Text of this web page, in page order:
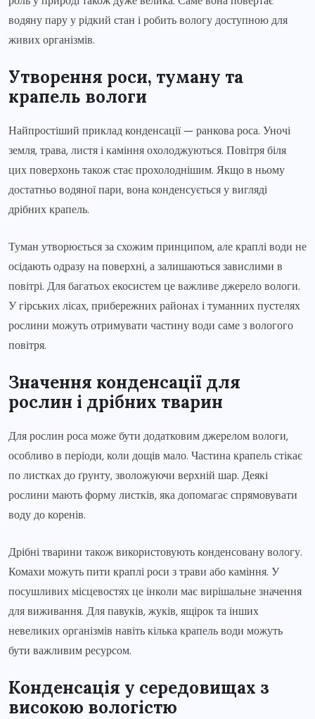
водяну пару у рідкий стан і робить вологу доступною для
живих організмів.
Утворення роси, туману та
крапель вологи
Найпростіший приклад конденсації — ранкова роса. Уночі
земля, трава, листя і каміння охолоджуються. Повітря біля
цих поверхонь також стає прохолоднішим. Якщо в ньому
достатньо водяної пари, вона конденсується у вигляді
дрібних крапель.
Туман утворюється за схожим принципом, але краплі води не
осідають одразу на поверхні, а залишаються завислими в
повітрі. Для багатьох екосистем це важливе джерело вологи.
У гірських лісах, прибережних районах і туманних пустелях
рослини можуть отримувати частину води саме з вологого
повітря.
Значення конденсації для
рослин і дрібних тварин
Для рослин роса може бути додатковим джерелом вологи,
особливо в періоди, коли дощів мало. Частина крапель стікає
по листках до ґрунту, зволожуючи верхній шар. Деякі
рослини мають форму листків, яка допомагає спрямовувати
воду до коренів.
Дрібні тварини також використовують конденсовану вологу.
Комахи можуть пити краплі роси з трави або каміння. У
посушливих місцевостях це інколи має вирішальне значення
для виживання. Для павуків, жуків, ящірок та інших
невеликих організмів навіть кілька крапель води можуть
бути важливим ресурсом.
Конденсація у середовищах з
високою вологістю